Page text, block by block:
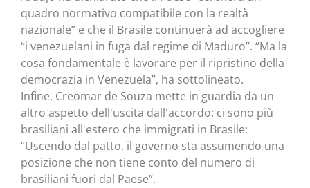
quadro normativo compatibile con la realtà
nazionale” e che il Brasile continuerà ad accogliere
“i venezuelani in fuga dal regime di Maduro”. “Ma la
cosa fondamentale è lavorare per il ripristino della
democrazia in Venezuela”, ha sottolineato.
Infine, Creomar de Souza mette in guardia da un
altro aspetto dell'uscita dall'accordo: ci sono più
brasiliani all'estero che immigrati in Brasile:
“Uscendo dal patto, il governo sta assumendo una
posizione che non tiene conto del numero di
brasiliani fuori dal Paese”.